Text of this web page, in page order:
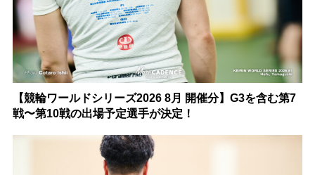
【競輪ワールドシリーズ2026 8月 開催分】G3を含む第7
戦〜第10戦の出場予定選手が決定！